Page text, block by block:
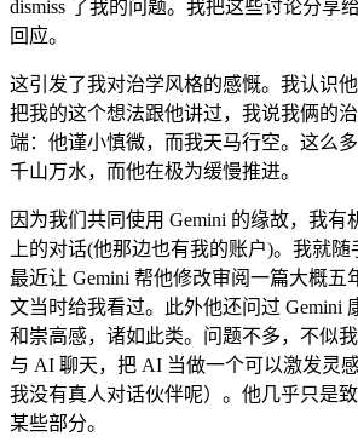
dismiss 了我的问题。我把这些讨论分享
回应。
这引发了我对治学风格的感慨。我认识
把我的这个想法跟他讲过，我说我俩的
端：他谨小慎微，而我天马行空。这么
千山万水，而他在极为缓慢推进。
因为我们共同使用 Gemini 的缘故，我有
上的对话(他那边也有我的账户)。我就
最近让 Gemini 帮他修改审阅一篇大概五
文当时给我看过。此外他还问过 Gemini
和崇高感，诸如此类。问题不多，不似
与 AI 聊天，把 AI 当做一个可以激发灵
我没有真人对话伙伴呢）。他几乎只是
某些部分。